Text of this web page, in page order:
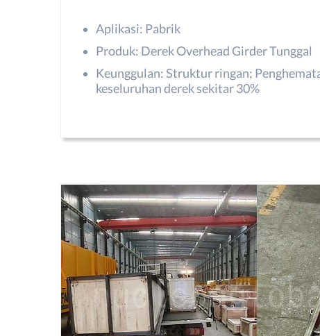
Aplikasi: Pabrik
Produk: Derek Overhead Girder Tunggal
Keunggulan: Struktur ringan;
keseluruhan derek sekitar 30%